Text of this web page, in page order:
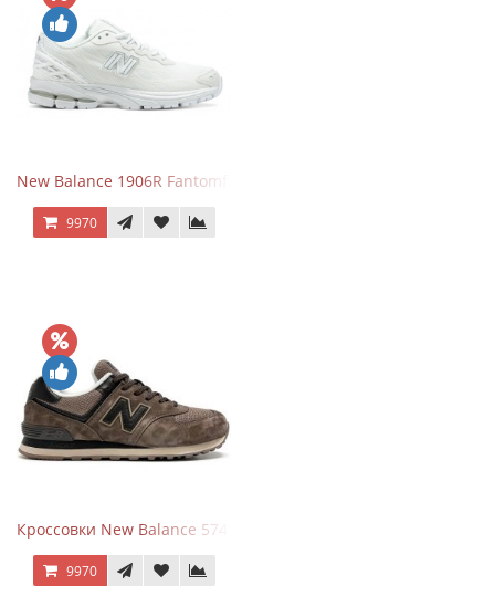
New Balance 1906R Fantomfit White
9970
Кроссовки New Balance 574 Umber Black
9970